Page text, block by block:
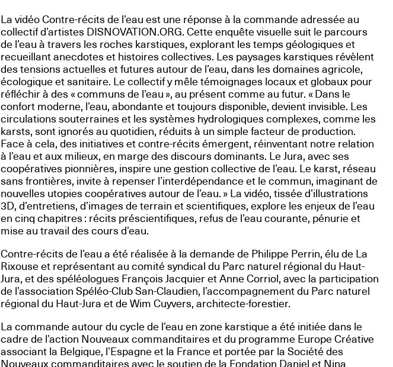
La vidéo Contre-récits de l’eau est une réponse à la commande adressée au
collectif d’artistes DISNOVATION.ORG. Cette enquête visuelle suit le parcours
de l’eau à travers les roches karstiques, explorant les temps géologiques et
recueillant anecdotes et histoires collectives. Les paysages karstiques révèlent
des tensions actuelles et futures autour de l’eau, dans les domaines agricole,
écologique et sanitaire. Le collectif y mêle témoignages locaux et globaux pour
réfléchir à des « communs de l’eau », au présent comme au futur. « Dans le
confort moderne, l’eau, abondante et toujours disponible, devient invisible. Les
circulations souterraines et les systèmes hydrologiques complexes, comme les
karsts, sont ignorés au quotidien, réduits à un simple facteur de production.
Face à cela, des initiatives et contre-récits émergent, réinventant notre relation
à l’eau et aux milieux, en marge des discours dominants. Le Jura, avec ses
coopératives pionnières, inspire une gestion collective de l’eau. Le karst, réseau
sans frontières, invite à repenser l’interdépendance et le commun, imaginant de
nouvelles utopies coopératives autour de l’eau. » La vidéo, tissée d’illustrations
3D, d’entretiens, d’images de terrain et scientifiques, explore les enjeux de l’eau
en cinq chapitres : récits préscientifiques, refus de l’eau courante, pénurie et
mise au travail des cours d’eau.
Contre-récits de l’eau a été réalisée à la demande de Philippe Perrin, élu de La
Rixouse et représentant au comité syndical du Parc naturel régional du Haut-
Jura, et des spéléologues François Jacquier et Anne Corriol, avec la participation
de l’association Spéléo-Club San-Claudien, l’accompagnement du Parc naturel
régional du Haut-Jura et de Wim Cuyvers, architecte-forestier.
La commande autour du cycle de l’eau en zone karstique a été initiée dans le
cadre de l’action Nouveaux commanditaires et du programme Europe Créative
associant la Belgique, l’Espagne et la France et portée par la Société des
Nouveaux commanditaires avec le soutien de la Fondation Daniel et Nina